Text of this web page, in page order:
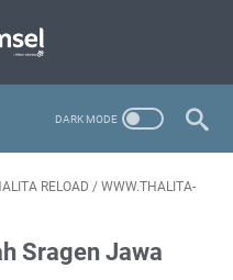
RELOAD / WWW.THALITA-
Sragen Jawa